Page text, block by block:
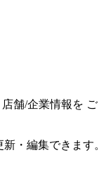
店舗/企業情報を ご
・編集できます。